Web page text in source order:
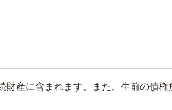
産に含まれます。また、生前の債